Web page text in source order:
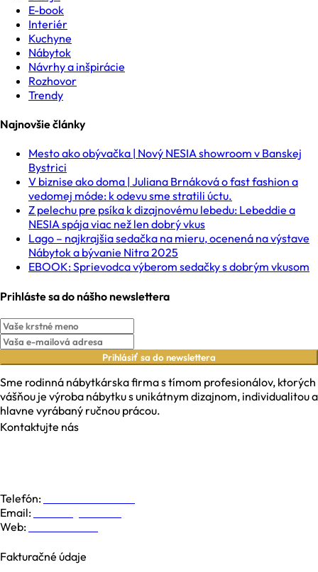
E-book
Interiér
Kuchyne
Nábytok
Návrhy a inšpirácie
Rozhovor
Trendy
Najnovšie články
Mesto ako obývačka | Nový NESIA showroom v Banskej
Bystrici
V biznise ako doma | Juliana Brnáková o fast fashion a
vedomej móde: k odevu sme stratili úctu.
Z pelechu pre psíka k dizajnovému lebedu: Lebeddie a
NESIA spája viac než len dobrý vkus
Lago – najkrajšia sedačka na mieru, ocenená na výstave
Nábytok a bývanie Nitra 2025
EBOOK: Sprievodca výberom sedačky s dobrým vkusom
Prihláste sa do nášho newslettera
Prihlásiť sa do newslettera
Sme rodinná nábytkárska firma s tímom profesionálov, ktorých
vášňou je výroba nábytku s unikátnym dizajnom, individualitou a
hlavne vyrábaný ručnou prácou.
Kontaktujte nás
Telefón:
Email:
Web:
Fakturačné údaje